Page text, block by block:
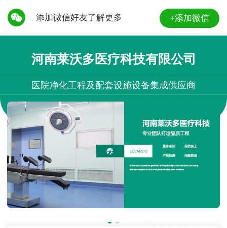
添加微信好友了解更多 +添加微信
河南莱沃多医疗科技有限公司
医院净化工程及配套设施设备集成供应商